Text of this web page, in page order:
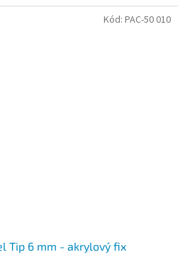
Tip 6 mm - akrylový fix
Kód: PAC-50 010